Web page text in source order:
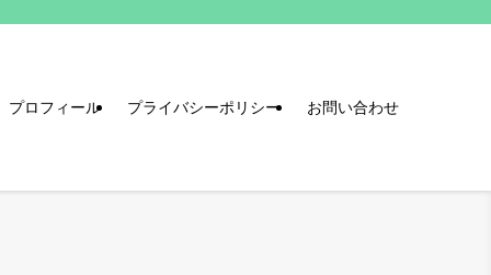
プロフィール プライバシーポリシー お問い合わせ